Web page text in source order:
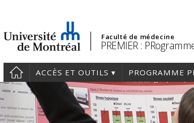
Faculté de médecine
PREMIER :
ACCÈS ET OUTILS PROGRAMME